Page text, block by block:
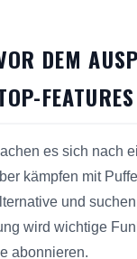
DEM
FEATURES
es sich nach
kämpfen mit
und
wird wichtige
abonnieren.